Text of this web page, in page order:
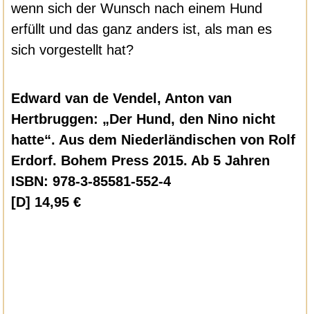
wenn sich der Wunsch nach einem Hund
erfüllt und das ganz anders ist, als man es
sich vorgestellt hat?
Edward van de Vendel, Anton van
Hertbruggen: „Der Hund, den Nino nicht
hatte“. Aus dem Niederländischen von Rolf
Erdorf. Bohem Press 2015. Ab 5 Jahren
ISBN: 978-3-85581-552-4
[D] 14,95 €